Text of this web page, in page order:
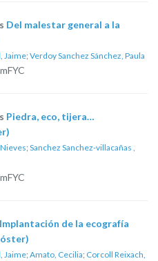
Del malestar general a la
Jaime; Verdoy Sanchez Sánchez, Paula
Piedra, eco, tijera…
; Sanchez Sanchez-villacañas ,
Implantación de la ecografía
Jaime; Amato, Cecilia; Corcoll Reixach,